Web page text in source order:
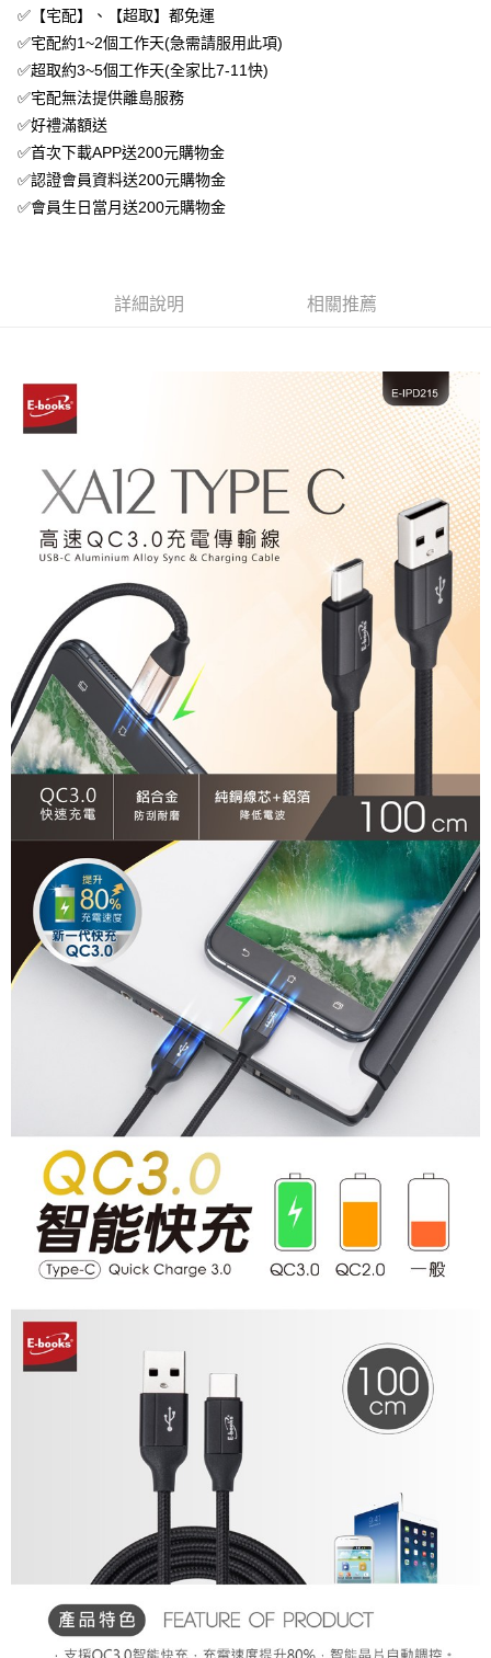
免運費
付款後7-11取貨
免運費
宅配
免運費
✅【宅配】、【超取】都免運
✅宅配約1~2個工作天(急需請服用此項)
✅超取約3~5個工作天(全家比7-11快)
✅宅配無法提供離島服務
✅好禮滿額送
✅首次下載APP送200元購物金
✅認證會員資料送200元購物金
✅會員生日當月送200元購物金
詳細說明 相關推薦